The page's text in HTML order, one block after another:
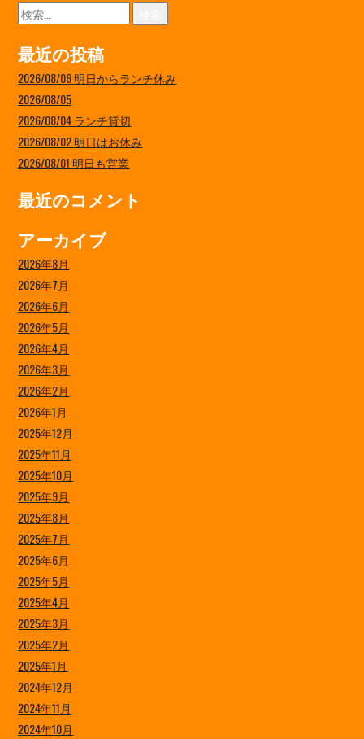
検
索:
最近の投稿
2026/08/06 明日からランチ休み
2026/08/05
2026/08/04 ランチ貸切
2026/08/02 明日はお休み
2026/08/01 明日も営業
最近のコメント
アーカイブ
2026年8月
2026年7月
2026年6月
2026年5月
2026年4月
2026年3月
2026年2月
2026年1月
2025年12月
2025年11月
2025年10月
2025年9月
2025年8月
2025年7月
2025年6月
2025年5月
2025年4月
2025年3月
2025年2月
2025年1月
2024年12月
2024年11月
2024年10月